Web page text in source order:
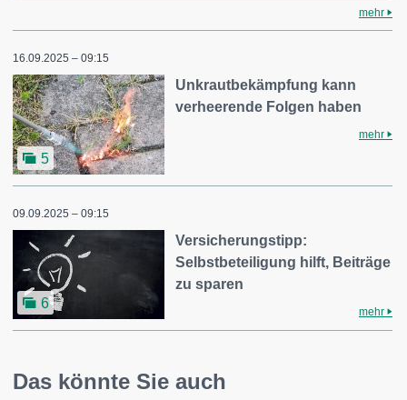
mehr
16.09.2025 – 09:15
5
Unkrautbekämpfung kann
verheerende Folgen haben
mehr
09.09.2025 – 09:15
6
Versicherungstipp:
Selbstbeteiligung hilft, Beiträge
zu sparen
mehr
Das könnte Sie auch